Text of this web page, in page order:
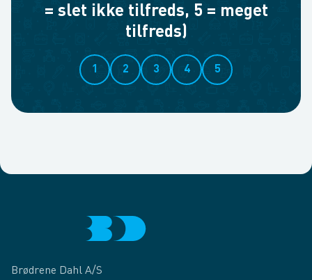
= slet ikke tilfreds, 5 = meget
tilfreds)
1 2 3 4 5
Brødrene Dahl A/S